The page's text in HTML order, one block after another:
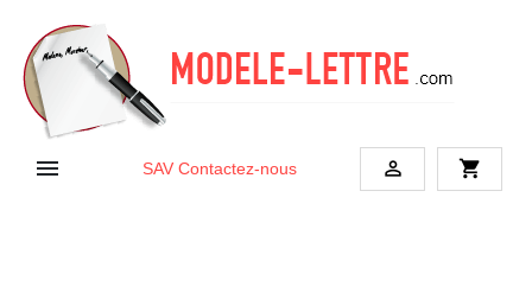
 SAV Contactez-nous  shopping_cart